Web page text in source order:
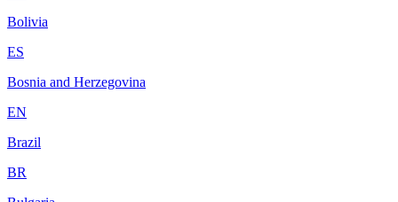
Bolivia
ES
Bosnia and Herzegovina
EN
Brazil
BR